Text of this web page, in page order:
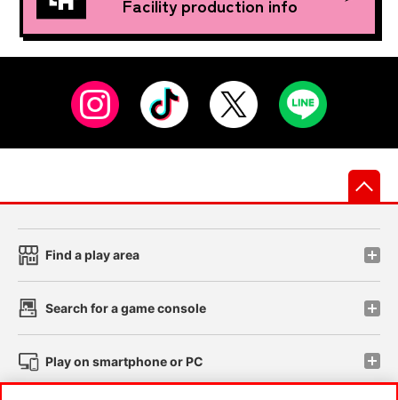
Find a play area
Search for a game console
Play on smartphone or PC